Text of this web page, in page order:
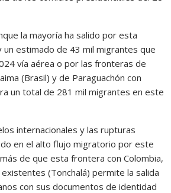
la mayoría ha salido por esta
un estimado de 43 mil migrantes que
vía aérea o por las fronteras de
(Brasil) y de Paraguachón con
un total de 281 mil migrantes en este
internacionales y las rupturas
en el alto flujo migratorio por este
de que esta frontera con Colombia,
(Tonchalá) permite la salida
con sus documentos de identidad